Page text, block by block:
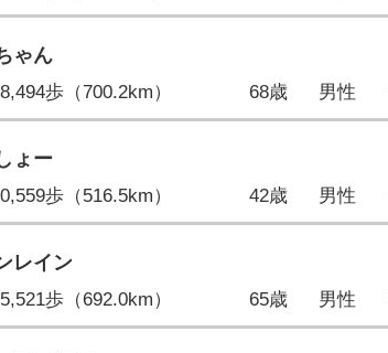
ゃん
歩（700.2km） 68歳 男性
ょー
歩（516.5km） 42歳 男性
レイン
歩（692.0km） 65歳 男性